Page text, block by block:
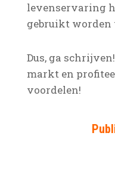
levenservaring
gebruikt worden
Dus, ga
markt en
voordelen!